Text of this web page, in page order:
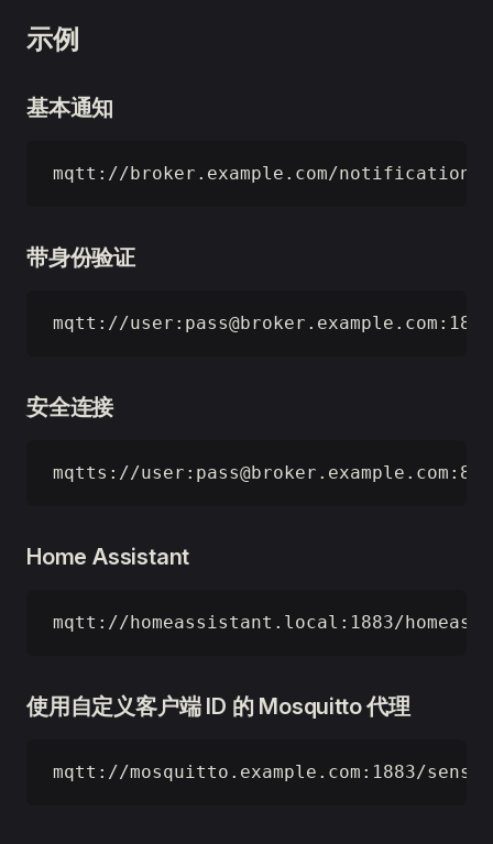
示例
基本通知
mqtt://broker.example.com/notifications
带身份验证
mqtt://user: pass@broker.example.com
安全连接
mqtts://user: pass@broker.example.com
Home Assistant
mqtt://homeassistant.local:1883/
使用自定义客户端 ID 的 Mosquitto 代理
mqtt://mosquitto.example.com:1883/